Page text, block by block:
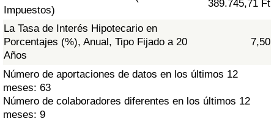
Impuestos)
389.745,71 Ft
La Tasa de Interés Hipotecario en
Porcentajes (%), Anual, Tipo Fijado a 20
Años
7,50
Número de aportaciones de datos en los últimos 12
meses: 63
Número de colaboradores diferentes en los últimos 12
meses: 9
Índice de Sanidad (Actual)
Índice de Sanidad
Índice de Sanidad por País
Contaminación